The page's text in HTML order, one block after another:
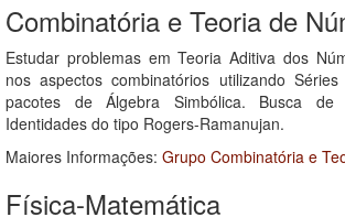
Combinatória e Teoria de
Estudar problemas em Teoria Aditiva dos
nos aspectos combinatórios utilizando
pacotes de Álgebra Simbólica. Busca de
Identidades do tipo Rogers-Ramanujan.
Maiores Informações: Grupo Combinatória e
Física-Matemática